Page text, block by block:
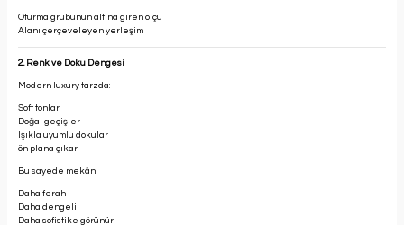
Oturma grubunun altına giren ölçü
Alanı çerçeveleyen yerleşim
2. Renk ve Doku Dengesi
Modern luxury tarzda:
Soft tonlar
Doğal geçişler
Işıkla uyumlu dokular
ön plana çıkar.
Bu sayede mekân:
Daha ferah
Daha dengeli
Daha sofistike görünür